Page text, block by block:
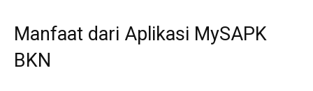
Manfaat dari Aplikasi MySAPK
BKN